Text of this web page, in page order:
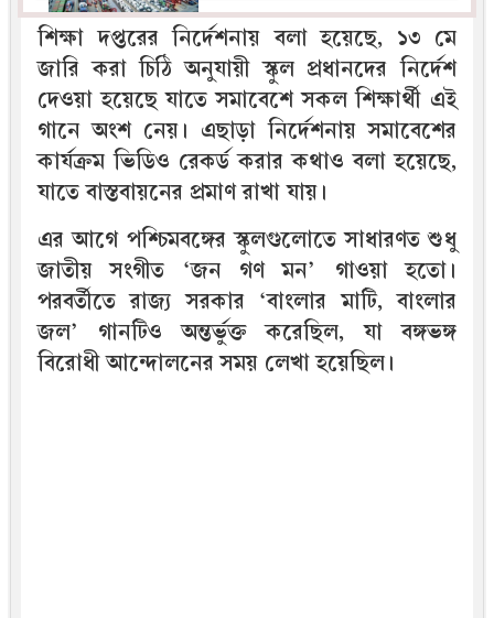
শিক্ষা দপ্তরের নির্দেশনায় বলা হয়েছে, ১৩ মে
জারি করা চিঠি অনুযায়ী স্কুল প্রধানদের নির্দেশ
দেওয়া হয়েছে যাতে সমাবেশে সকল শিক্ষার্থী এই
গানে অংশ নেয়। এছাড়া নির্দেশনায় সমাবেশের
কার্যক্রম ভিডিও রেকর্ড করার কথাও বলা হয়েছে,
যাতে বাস্তবায়নের প্রমাণ রাখা যায়।
এর আগে পশ্চিমবঙ্গের স্কুলগুলোতে সাধারণত শুধু
জাতীয় সংগীত ‘জন গণ মন’ গাওয়া হতো।
পরবর্তীতে রাজ্য সরকার ‘বাংলার মাটি, বাংলার
জল’ গানটিও অন্তর্ভুক্ত করেছিল, যা বঙ্গভঙ্গ
বিরোধী আন্দোলনের সময় লেখা হয়েছিল।